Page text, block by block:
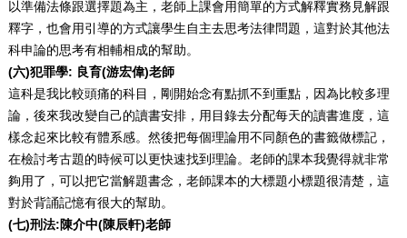
以準備法條跟選擇題為主，老師上課會用簡單的方式解釋實務見解跟
釋字，也會用引導的方式讓學生自主去思考法律問題，這對於其他法
科申論的思考有相輔相成的幫助。
(六)犯罪學: 良育(游宏偉)老師
這科是我比較頭痛的科目，剛開始念有點抓不到重點，因為比較多理
論，後來我改變自己的讀書安排，用目錄去分配每天的讀書進度，這
樣念起來比較有體系感。然後把每個理論用不同顏色的書籤做標記，
在檢討考古題的時候可以更快速找到理論。老師的課本我覺得就非常
夠用了，可以把它當解題書念，老師課本的大標題小標題很清楚，這
對於背誦記憶有很大的幫助。
(七)刑法:陳介中(陳辰軒)老師